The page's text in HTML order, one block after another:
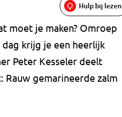
Hulp bij lezen
moet je maken? Omroep
krijg je een heerlijk
Peter Kesseler deelt
gemarineerde zalm